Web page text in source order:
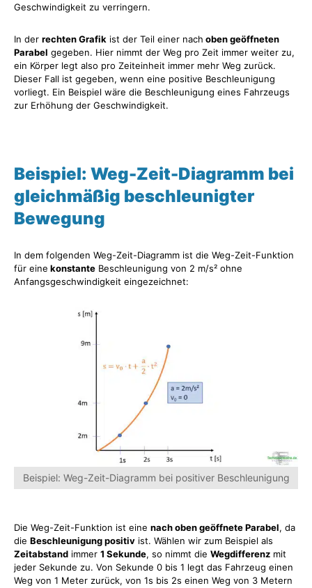
Geschwindigkeit zu verringern.
In der rechten Grafik ist der Teil einer nach oben geöffneten
Parabel gegeben. Hier nimmt der Weg pro Zeit immer weiter zu,
ein Körper legt also pro Zeiteinheit immer mehr Weg zurück.
Dieser Fall ist gegeben, wenn eine positive Beschleunigung
vorliegt. Ein Beispiel wäre die Beschleunigung eines Fahrzeugs
zur Erhöhung der Geschwindigkeit.
Beispiel: Weg-Zeit-Diagramm bei
gleichmäßig beschleunigter
Bewegung
In dem folgenden Weg-Zeit-Diagramm ist die Weg-Zeit-Funktion
für eine konstante Beschleunigung von 2 m/s² ohne
Anfangsgeschwindigkeit eingezeichnet:
Beispiel: Weg-Zeit-Diagramm bei positiver Beschleunigung
Die Weg-Zeit-Funktion ist eine nach oben geöffnete Parabel, da
die Beschleunigung positiv ist. Wählen wir zum Beispiel als
Zeitabstand immer 1 Sekunde, so nimmt die Wegdifferenz mit
jeder Sekunde zu. Von Sekunde 0 bis 1 legt das Fahrzeug einen
Weg von 1 Meter zurück, von 1s bis 2s einen Weg von 3 Metern